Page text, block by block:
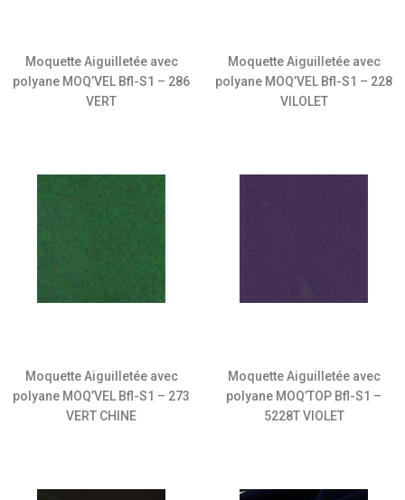
Moquette Aiguilletée avec
polyane MOQ’VEL Bfl-S1 – 286
VERT
Moquette Aiguilletée avec
polyane MOQ’VEL Bfl-S1 – 228
VILOLET
Moquette Aiguilletée avec
polyane MOQ’VEL Bfl-S1 – 273
VERT CHINE
Moquette Aiguilletée avec
polyane MOQ’TOP Bfl-S1 –
5228T VIOLET